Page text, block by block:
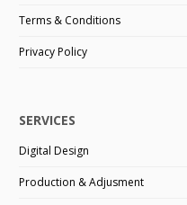
Terms & Conditions
Privacy Policy
SERVICES
Digital Design
Production & Adjusment